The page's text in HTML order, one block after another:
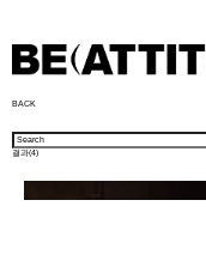
BACK
결과(4)